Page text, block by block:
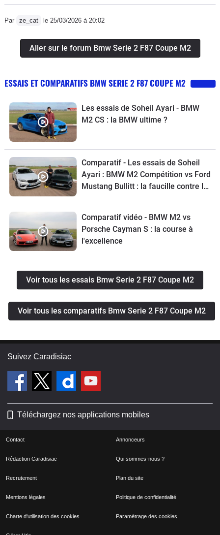
Par ze_cat le 25/03/2026 à 20:02
Aller sur le forum Bmw Serie 2 F87 Coupe M2
ESSAIS ET COMPARATIFS BMW SERIE 2 F87 COUPE M2
Les essais de Soheil Ayari - BMW
M2 CS : la BMW ultime ?
Comparatif - Les essais de Soheil
Ayari : BMW M2 Compétition vs Ford
Mustang Bullitt : la faucille contre le
Comparatif vidéo - BMW M2 vs
Porsche Cayman S : la course à
l'excellence
Voir tous les essais Bmw Serie 2 F87 Coupe M2
Voir tous les comparatifs Bmw Serie 2 F87 Coupe M2
Suivez Caradisiac
Téléchargez nos applications mobiles
Contact Annonceurs
Rédaction Caradisiac Qui sommes-nous ?
Recrutement Plan du site
Mentions légales Politique de confidentialité
Charte d'utilisation des cookies Paramétrage des cookies